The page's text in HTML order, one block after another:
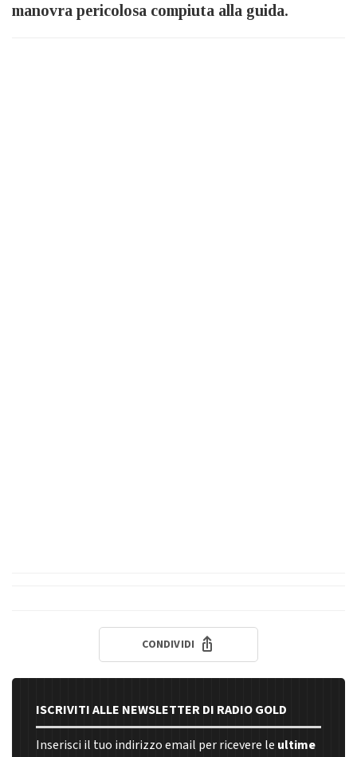
manovra pericolosa compiuta alla guida.
CONDIVIDI
ISCRIVITI ALLE NEWSLETTER DI RADIO GOLD
Inserisci il tuo indirizzo email per ricevere le ultime